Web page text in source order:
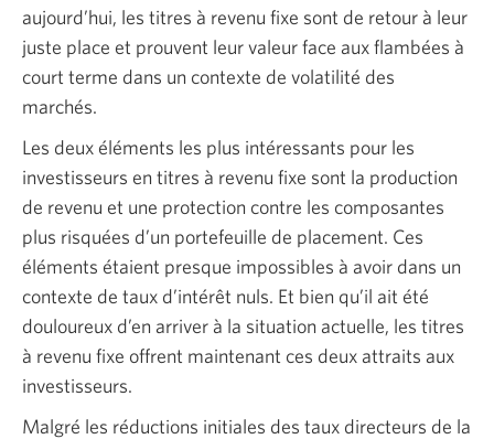
aujourd’hui, les titres à revenu fixe sont de retour à leur
juste place et prouvent leur valeur face aux flambées à
court terme dans un contexte de volatilité des
marchés.
Les deux éléments les plus intéressants pour les
investisseurs en titres à revenu fixe sont la production
de revenu et une protection contre les composantes
plus risquées d’un portefeuille de placement. Ces
éléments étaient presque impossibles à avoir dans un
contexte de taux d’intérêt nuls. Et bien qu’il ait été
douloureux d’en arriver à la situation actuelle, les titres
à revenu fixe offrent maintenant ces deux attraits aux
investisseurs.
Malgré les réductions initiales des taux directeurs de la